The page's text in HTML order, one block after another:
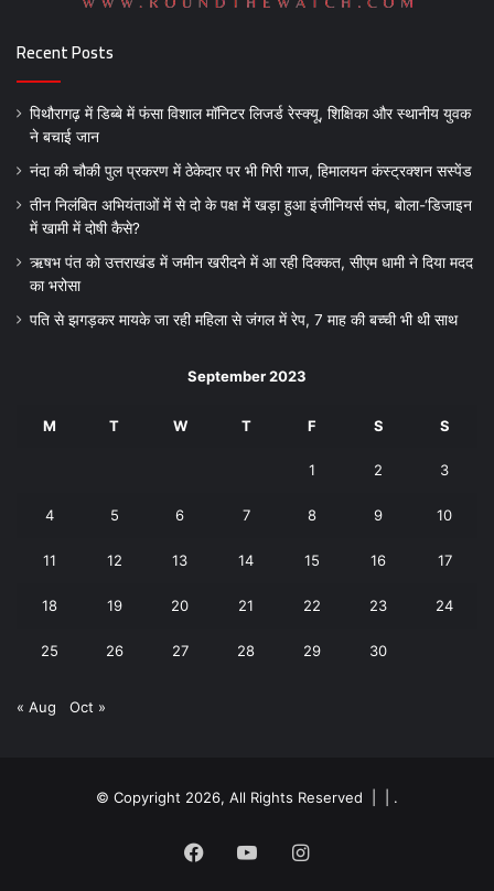
Recent Posts
पिथौरागढ़ में डिब्बे में फंसा विशाल मॉनिटर लिजर्ड रेस्क्यू, शिक्षिका और स्थानीय युवक
ने बचाई जान
नंदा की चौकी पुल प्रकरण में ठेकेदार पर भी गिरी गाज, हिमालयन कंस्ट्रक्शन सस्पेंड
तीन निलंबित अभियंताओं में से दो के पक्ष में खड़ा हुआ इंजीनियर्स संघ, बोला-‘डिजाइन
में खामी में दोषी कैसे?
ऋषभ पंत को उत्तराखंड में जमीन खरीदने में आ रही दिक्कत, सीएम धामी ने दिया मदद
का भरोसा
पति से झगड़कर मायके जा रही महिला से जंगल में रेप, 7 माह की बच्ची भी थी साथ
September 2023
M T W T F S S
1 2 3
4 5 6 7 8 9 10
11 12 13 14 15 16 17
18 19 20 21 22 23 24
25 26 27 28 29 30
« Aug Oct »
© Copyright 2026, All Rights Reserved | | .
Facebook
YouTubeInstagram